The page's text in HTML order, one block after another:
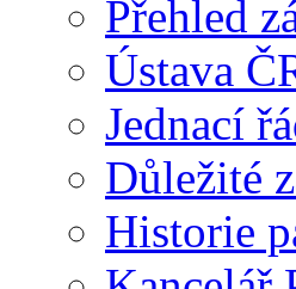
Přehled
Ústava
Jednací
Důležité
Historie